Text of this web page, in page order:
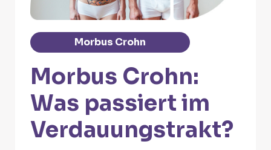
Morbus Crohn
Morbus Crohn:
Was passiert im
Verdauungs­trakt?